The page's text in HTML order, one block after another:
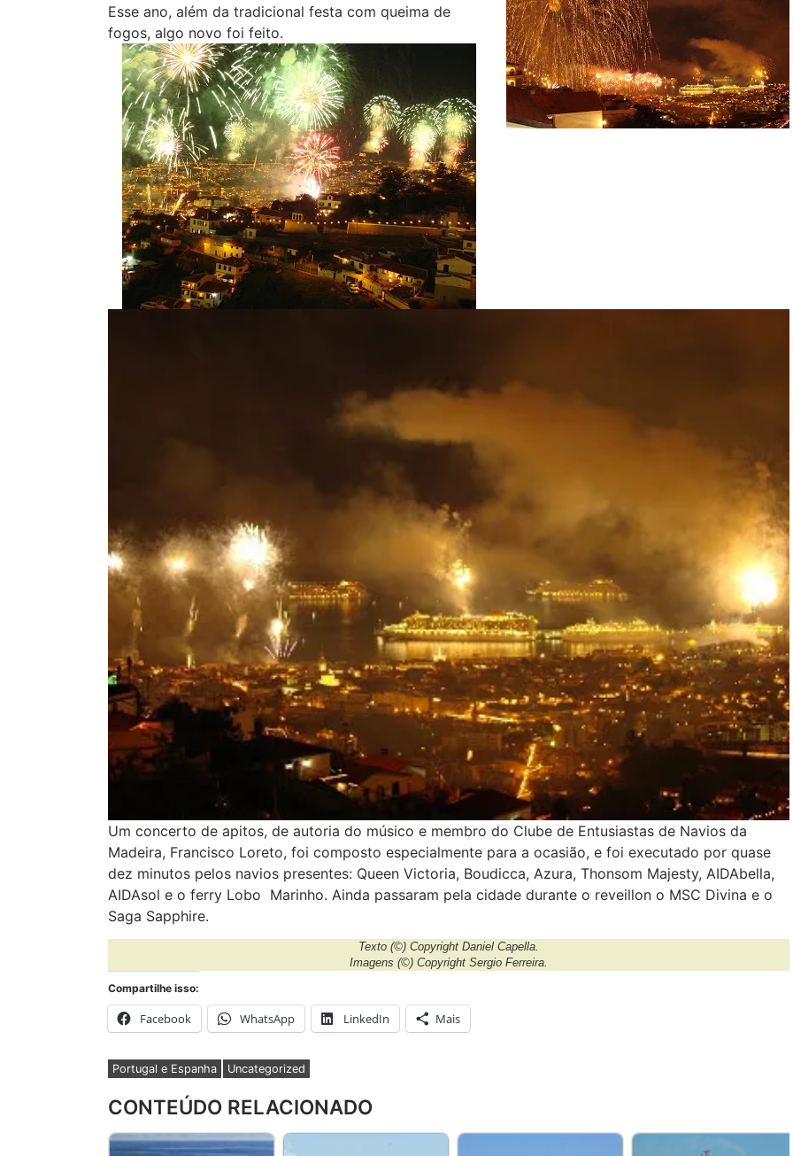
Esse ano, além da tradicional festa com queima de
fogos, algo novo foi feito.
Um concerto de apitos, de autoria do músico e membro do Clube de Entusiastas de Navios da
Madeira, Francisco Loreto, foi composto especialmente para a ocasião, e foi executado por quase
dez minutos pelos navios presentes: Queen Victoria, Boudicca, Azura, Thonsom Majesty, AIDAbella,
AIDAsol e o ferry Lobo Marinho. Ainda passaram pela cidade durante o reveillon o MSC Divina e o
Saga Sapphire.
Texto (©) Copyright Daniel Capella.
Imagens (©) Copyright Sergio Ferreira.
Compartilhe isso:
Facebook WhatsApp LinkedIn Mais
Portugal e Espanha Uncategorized
CONTEÚDO RELACIONADO